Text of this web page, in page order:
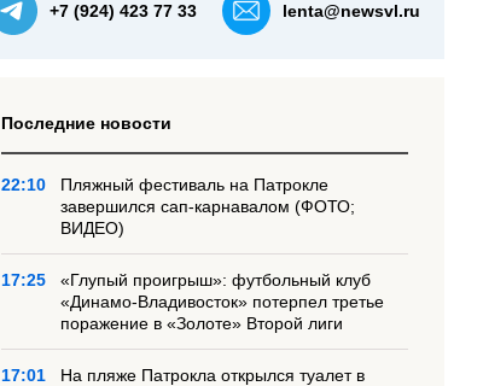
+7 (924) 423 77 33 lenta@newsvl.ru
Последние новости
22:10
Пляжный фестиваль на Патрокле
завершился сап-карнавалом (ФОТО;
ВИДЕО)
17:25
«Глупый проигрыш»: футбольный клуб
«Динамо-Владивосток» потерпел третье
поражение в «Золоте» Второй лиги
17:01
На пляже Патрокла открылся туалет в